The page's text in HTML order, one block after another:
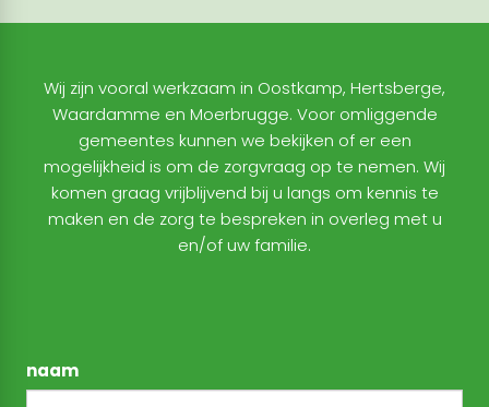
Wij zijn vooral werkzaam in Oostkamp, Hertsberge,
Waardamme en Moerbrugge. Voor omliggende
gemeentes kunnen we bekijken of er een
mogelijkheid is om de zorgvraag op te nemen. Wij
komen graag vrijblijvend bij u langs om kennis te
maken en de zorg te bespreken in overleg met u
en/of uw familie.
naam